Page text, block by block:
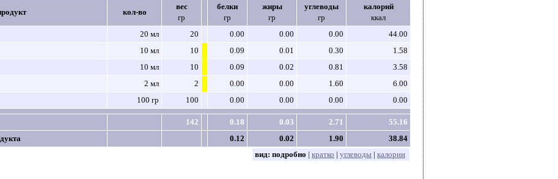
кол-во
вес
гр
белки
гр
жиры
гр
углеводы
гр
калорий
ккал
20 мл 20 0.00 0.00 0.00
44.00
10 мл 10 0.09 0.01 0.30
1.58
10 мл 10 0.09 0.02 0.81
3.58
2 мл 2 0.00 0.00 1.60
6.00
100 гр 100 0.00 0.00 0.00 0.00
142 0.18 0.03 2.71
55.16
0.12 0.02 1.90
38.84
вид: подробно | кратко | углеводы | калории